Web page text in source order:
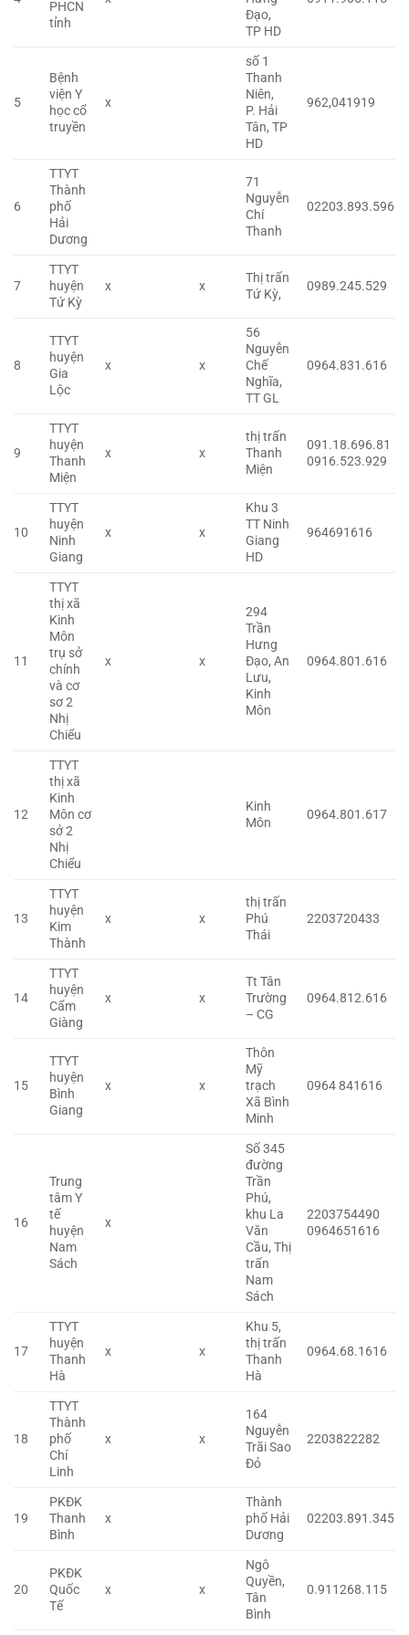
PHCN
tỉnh
Đạo,
TP HD
5
Bệnh
viện Y
học cổ
truyền
x
số 1
Thanh
Niên,
P. Hải
Tân, TP
HD
962,041919
6
TTYT
Thành
phố
Hải
Dương
71
Nguyễn
Chí
Thanh
02203.893.596
7
TTYT
huyện
Tứ Kỳ
x x
Thị trấn
Tứ Kỳ,
0989.245.529
8
TTYT
huyện
Gia
Lộc
x x
56
Nguyễn
Chế
Nghĩa,
TT GL
0964.831.616
9
TTYT
huyện
Thanh
Miện
x x
thị trấn
Thanh
Miện
091.18.696.81
0916.523.929
10
TTYT
huyện
Ninh
Giang
x x
Khu 3
TT Ninh
Giang
HD
964691616
11
TTYT
thị xã
Kinh
Môn
trụ sở
chính
và cơ
sơ 2
Nhị
Chiểu
x x
294
Trần
Hưng
Đạo, An
Lưu,
Kinh
Môn
0964.801.616
12
TTYT
thị xã
Kinh
Môn cơ
sở 2
Nhị
Chiểu
Kinh
Môn
0964.801.617
13
TTYT
huyện
Kim
Thành
x x
thị trấn
Phú
Thái
2203720433
14
TTYT
huyện
Cẩm
Giàng
x x
Tt Tân
Trường
– CG
0964.812.616
15
TTYT
huyện
Bình
Giang
x x
Thôn
Mỹ
trạch
Xã Bình
Minh
0964 841616
16
Trung
tâm Y
tế
huyện
Nam
Sách
x
Số 345
đường
Trần
Phú,
khu La
Văn
Cầu, Thị
trấn
Nam
Sách
2203754490
0964651616
17
TTYT
huyện
Thanh
Hà
x x
Khu 5,
thị trấn
Thanh
Hà
0964.68.1616
18
TTYT
Thành
phố
Chí
Linh
x x
164
Nguyễn
Trãi Sao
Đỏ
2203822282
19
PKĐK
Thanh
Bình
x
Thành
phố Hải
Dương
02203.891.345
20
PKĐK
Quốc
Tế
x x
Ngô
Quyền,
Tân
Bình
0.911268.115